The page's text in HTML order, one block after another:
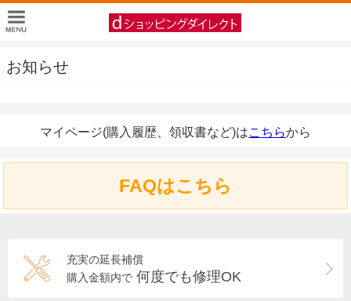
お知らせ
マイページ(購入履歴、領収書など)はこちらから
FAQはこちら
充実の延長補償
購入金額内で 何度でも修理OK